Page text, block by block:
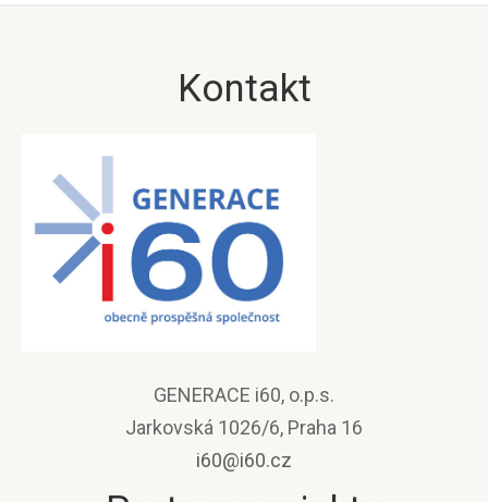
Kontakt
GENERACE i60, o.p.s.
Jarkovská 1026/6, Praha 16
i60@i60.cz